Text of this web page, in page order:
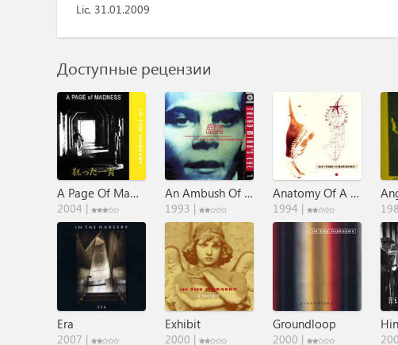
Lic, 31.01.2009
Доступные рецензии
A Page Of Madness
2004 |
An Ambush Of Ghosts
1993 |
Anatomy Of A Poet
1994 |
Era
2007 |
Exhibit
2000 |
Groundloop
2000 |